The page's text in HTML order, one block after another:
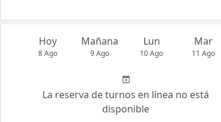
Hoy
8 Ago
Mañana
9 Ago
Lun
10 Ago
Mar
11 Ago
La reserva de turnos en línea no está
disponible